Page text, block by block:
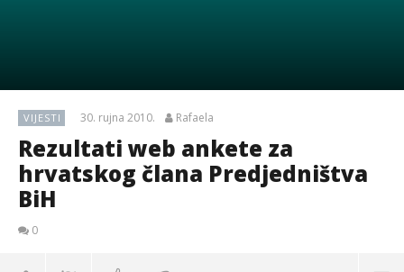
VIJESTI 30. rujna 2010. Rafaela
Rezultati web ankete za
hrvatskog člana Predjedništva
BiH
0